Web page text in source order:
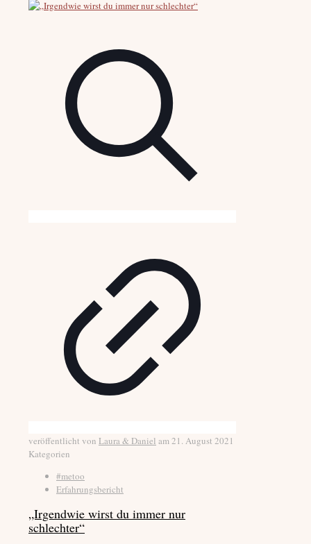
veröffentlicht von Laura & Daniel am21. August 2021
Kategorien
#metoo
Erfahrungsbericht
„Irgendwie wirst du immer nur
schlechter“